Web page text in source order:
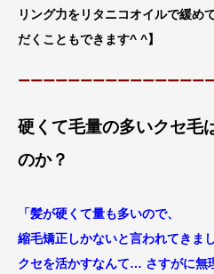
リング力をリタニコオイルで緩め
だくこともできます^ ^】
ーーーーーーーーーーーーーーー
硬くて毛量の多いクセ毛
のか？
「髪が硬くて量も多いので、
縮毛矯正しかないと言われてきまし
クセを活かすなんて… さすがに無